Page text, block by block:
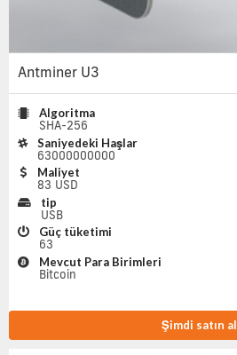
Antminer U3
Algoritma
SHA-256
Saniyedeki Haşlar
63000000000
Maliyet
83 USD
tip
USB
Güç tüketimi
63
Mevcut Para Birimleri
Bitcoin
Şimdi satın al